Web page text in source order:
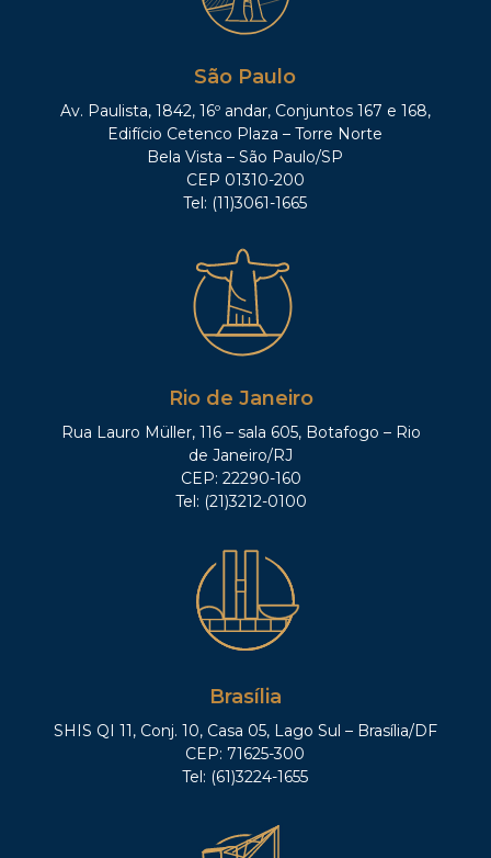
São Paulo
Av. Paulista, 1842, 16º andar, Conjuntos 167 e 168,
Edifício Cetenco Plaza – Torre Norte
Bela Vista – São Paulo/SP
CEP 01310-200
Tel: (11)3061-1665
Rio de Janeiro
Rua Lauro Müller, 116 – sala 605, Botafogo – Rio
de Janeiro/RJ
CEP: 22290-160
Tel: (21)3212-0100
Brasília
SHIS QI 11, Conj. 10, Casa 05, Lago Sul – Brasília/DF
CEP: 71625-300
Tel: (61)3224-1655